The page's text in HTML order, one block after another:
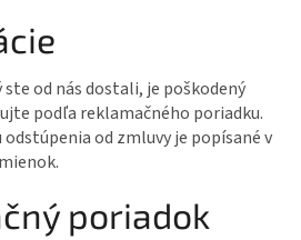
od nás dostali, je poškodený
podľa reklamačného poriadku.
od zmluvy je popísané v
poriadok